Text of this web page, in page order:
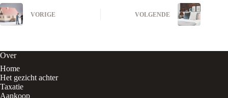
VORIGE VOLGENDE
Over
Home
Het gezicht achter
Taxatie
Aankoop